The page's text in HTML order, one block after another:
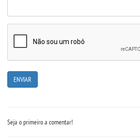
Seja o primeiro a comentar!